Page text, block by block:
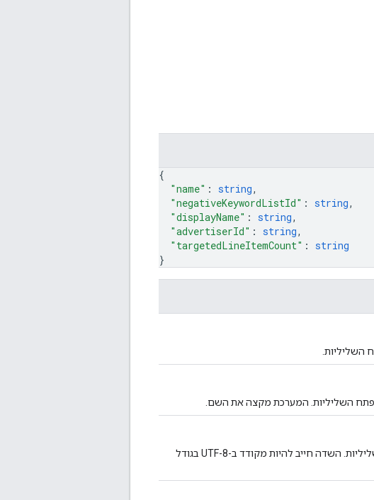
{
"name" : string,
"negativeKeywordListId" : string,
"displayName" : string,
"advertiserId" : string,
"targetedLineItemCount" : string
}
השליליות. המערכת מקצה את השם.
חובה. השם המוצג של רשימת מילות המפתח השליליות. השדה חייב להיות מקודד ב-UTF-8 בגודל